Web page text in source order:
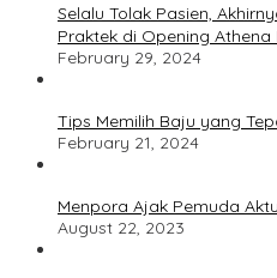
Selalu Tolak Pasien,
Praktek di Opening Athena
February 29, 2024
Tips Memilih Baju yang
February 21, 2024
Menpora Ajak Pemuda
August 22, 2023